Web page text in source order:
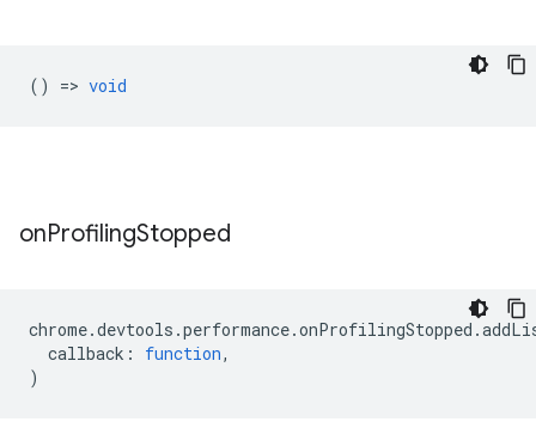
() => void
onProfilingStopped
chrome.devtools .performance.onProfilingStopped .
callback : function,
)